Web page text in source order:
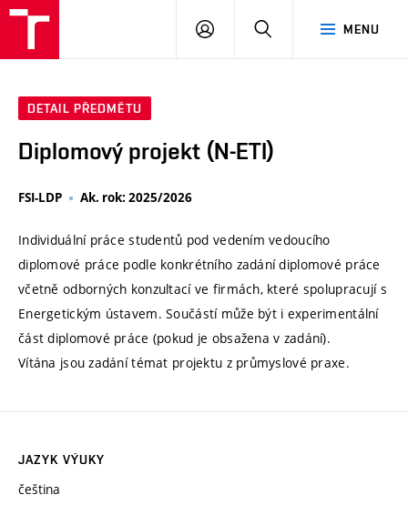
MENU
PŘIHLÁSIT
DETAIL PŘEDMĚTU
Diplomový projekt (N-ETI)
FSI-LDP Ak. rok: 2025/2026
Individuální práce studentů pod vedením vedoucího
diplomové práce podle konkrétního zadání diplomové práce
včetně odborných konzultací ve firmách, které spolupracují s
Energetickým ústavem. Součástí může být i experimentální
část diplomové práce (pokud je obsažena v zadání).
Vítána jsou zadání témat projektu z průmyslové praxe.
JAZYK VÝUKY
čeština